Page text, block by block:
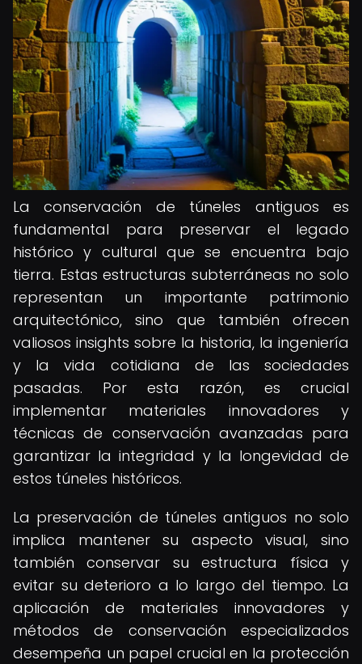
La conservación de túneles antiguos es
fundamental para preservar el legado
histórico y cultural que se encuentra bajo
tierra. Estas estructuras subterráneas no solo
representan un importante patrimonio
arquitectónico, sino que también ofrecen
valiosos insights sobre la historia, la ingeniería
y la vida cotidiana de las sociedades
pasadas. Por esta razón, es crucial
implementar materiales innovadores y
técnicas de conservación avanzadas para
garantizar la integridad y la longevidad de
estos túneles históricos.
La preservación de túneles antiguos no solo
implica mantener su aspecto visual, sino
también conservar su estructura física y
evitar su deterioro a lo largo del tiempo. La
aplicación de materiales innovadores y
métodos de conservación especializados
desempeña un papel crucial en la protección